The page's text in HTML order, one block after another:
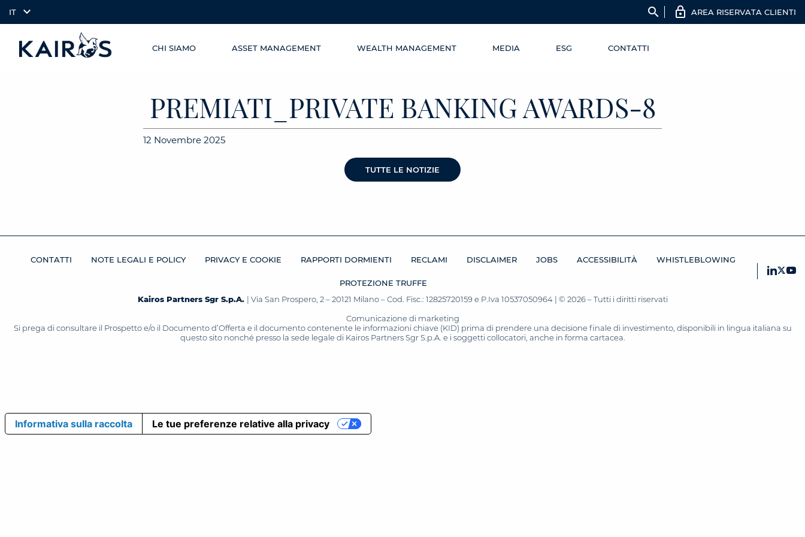
IT search AREA RISERVATA CLIENTI
CHI SIAMO ASSET MANAGEMENT WEALTH MANAGEMENT MEDIA ESG CONTATTI
PREMIATI_PRIVATE BANKING AWARDS-8
12 Novembre 2025
TUTTE LE NOTIZIE
CONTATTI NOTE LEGALI E POLICY PRIVACY E COOKIE RAPPORTI DORMIENTI RECLAMI DISCLAIMER JOBS ACCESSIBILITÀ WHISTLEBLOWING
PROTEZIONE TRUFFE
Kairos Partners Sgr S.p.A. | Via San Prospero, 2 – 20121 Milano – Cod. Fisc.: 12825720159 e P.Iva 10537050964 | © 2026 – Tutti i diritti riservati
Comunicazione di marketing
Si prega di consultare il Prospetto e/o il Documento d’Offerta e il documento contenente le informazioni chiave (KID) prima di prendere una decisione finale di investimento, disponibili in lingua italiana su
questo sito nonché presso la sede legale di Kairos Partners Sgr S.p.A. e i soggetti collocatori, anche in forma cartacea.
Informativa sulla raccolta Le tue preferenze relative alla privacy